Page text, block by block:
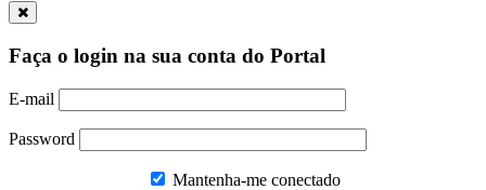
Faça o login na sua conta do Portal
E-mail
Password
Mantenha-me conectado